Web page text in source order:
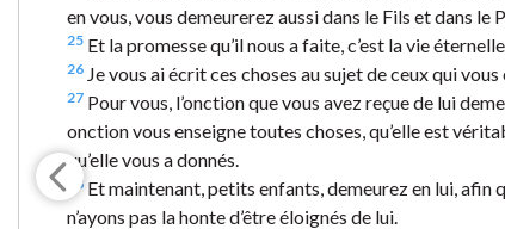
en vous, vous demeurerez aussi dans le Fils et dans le
25 Et la promesse qu’il nous a faite, c’est la vie éternelle.
26 Je vous ai écrit ces choses au sujet de ceux qui vous
27 Pour vous, l’onction que vous avez reçue de lui
onction vous enseigne toutes choses, qu’elle est
qu’elle vous a donnés.
28 Et maintenant, petits enfants, demeurez en lui, afin
n’ayons pas la honte d’être éloignés de lui.